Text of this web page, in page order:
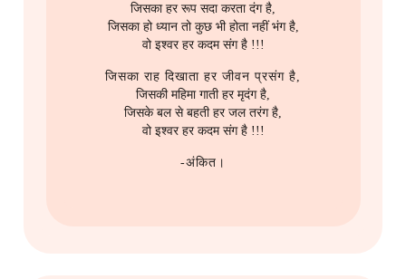
जिसका हर रूप सदा करता दंग है,
जिसका हो ध्यान तो कुछ भी होता नहीं भंग है,
वो इश्वर हर कदम संग है !!!
जिसका राह दिखाता हर जीवन प्रसंग है,
जिसकी महिमा गाती हर मृदंग है,
जिसके बल से बहती हर जल तरंग है,
वो इश्वर हर कदम संग है !!!
-अंकित।